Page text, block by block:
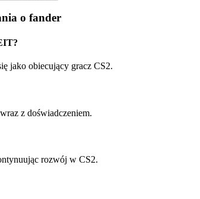
o fander
jako obiecujący gracz CS2.
z doświadczeniem.
rozwój w CS2.